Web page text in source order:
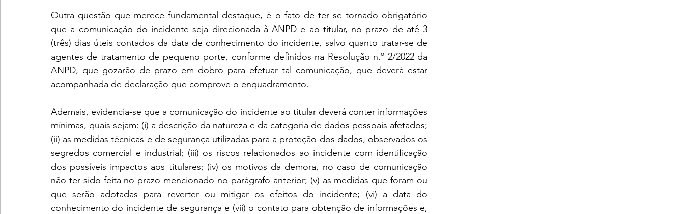
Outra questão que merece fundamental destaque, é o fato de ter se tornado obrigatório
que a comunicação do incidente seja direcionada à ANPD e ao titular, no prazo de até 3
(três) dias úteis contados da data de conhecimento do incidente, salvo quanto tratar-se de
agentes de tratamento de pequeno porte, conforme definidos na Resolução n.º 2/2022 da
ANPD, que gozarão de prazo em dobro para efetuar tal comunicação, que deverá estar
acompanhada de declaração que comprove o enquadramento.
Ademais, evidencia-se que a comunicação do incidente ao titular deverá conter informações
mínimas, quais sejam: (i) a descrição da natureza e da categoria de dados pessoais afetados;
(ii) as medidas técnicas e de segurança utilizadas para a proteção dos dados, observados os
segredos comercial e industrial; (iii) os riscos relacionados ao incidente com identificação
dos possíveis impactos aos titulares; (iv) os motivos da demora, no caso de comunicação
não ter sido feita no prazo mencionado no parágrafo anterior; (v) as medidas que foram ou
que serão adotadas para reverter ou mitigar os efeitos do incidente; (vi) a data do
conhecimento do incidente de segurança e (vii) o contato para obtenção de informações e,